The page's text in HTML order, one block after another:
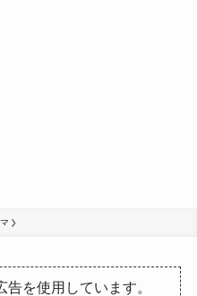
を使用しています。